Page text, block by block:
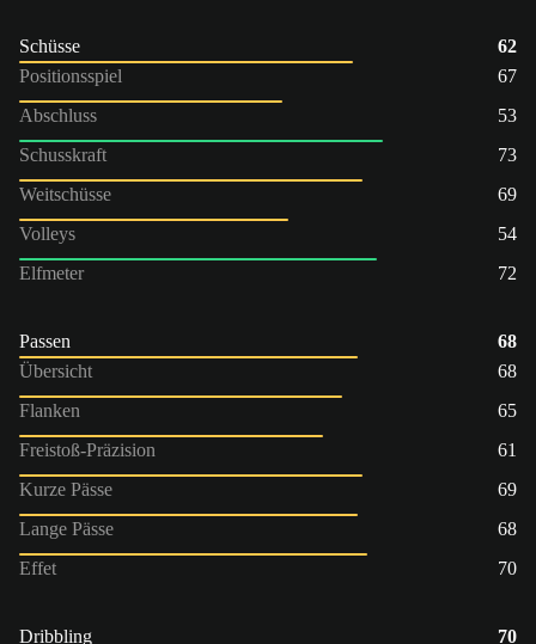
Schüsse
62
Positionsspiel
67
Abschluss
53
Schusskraft
73
Weitschüsse
69
Volleys
54
Elfmeter
72
Passen
68
Übersicht
68
Flanken
65
Freistoß-Präzision
61
Kurze Pässe
69
Lange Pässe
68
Effet
70
Dribbling
70